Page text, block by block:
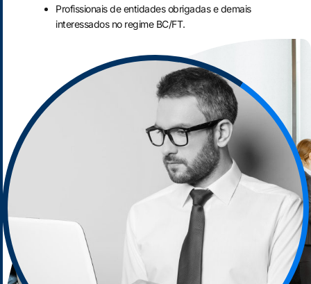
Profissionais de entidades obrigadas e demais
interessados no regime BC/FT.